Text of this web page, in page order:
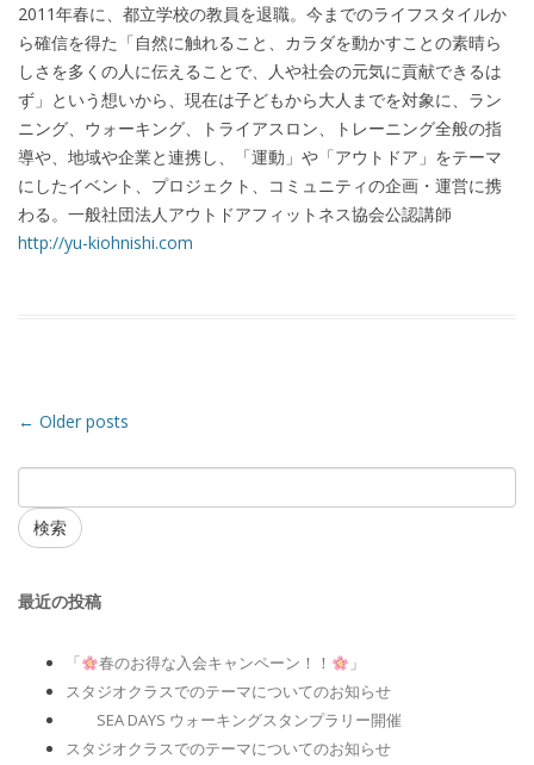
2011年春に、都立学校の教員を退職。今までのライフスタイルか
ら確信を得た「自然に触れること、カラダを動かすことの素晴ら
しさを多くの人に伝えることで、人や社会の元気に貢献できるは
ず」という想いから、現在は子どもから大人までを対象に、ラン
ニング、ウォーキング、トライアスロン、トレーニング全般の指
導や、地域や企業と連携し、「運動」や「アウトドア」をテーマ
にしたイベント、プロジェクト、コミュニティの企画・運営に携
わる。一般社団法人アウトドアフィットネス協会公認講師
http://yu-kiohnishi.com
Post navigation
← Older posts
検索
最近の投稿
「 春のお得な入会キャンペーン！！
」
スタジオクラスでのテーマについてのお知らせ
SEA DAYS ウォーキングスタンプラリー開催
スタジオクラスでのテーマについてのお知らせ